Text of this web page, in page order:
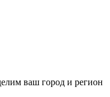
ваш город и регион